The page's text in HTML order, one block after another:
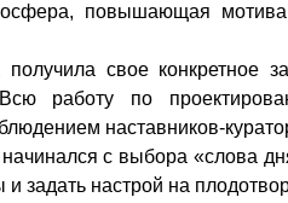
повышающая
свое конкретное
работу по
наставников-
с выбора «слова
и задать настрой на